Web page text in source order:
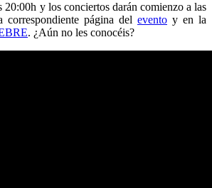
20:00h y los conciertos darán comienzo a las
página del evento y en la
. ¿Aún no les conocéis?